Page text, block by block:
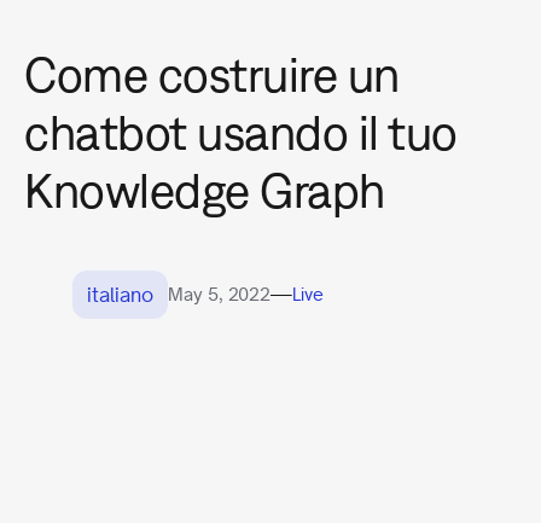
Come costruire un
chatbot usando il tuo
Knowledge Graph
italiano May 5, 2022—Live